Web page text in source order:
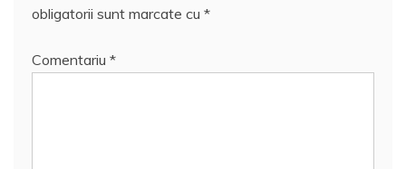
obligatorii sunt marcate cu *
Comentariu *